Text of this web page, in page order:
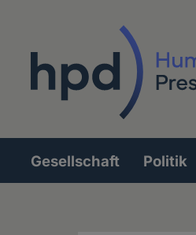
Hauptnavigation
Gesellschaft Politik